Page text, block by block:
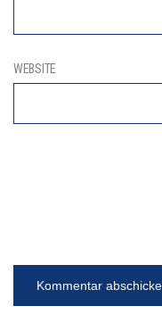
WEBSITE